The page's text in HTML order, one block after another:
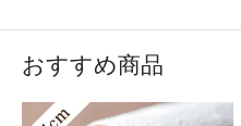
休 業 期 間：12月28日（
●店舗●
おすすめ商品